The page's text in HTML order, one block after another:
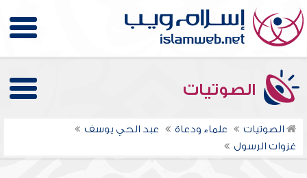
الصوتيات
الصوتيات علماء ودعاة
عبد الحي يوسف
غزوات الرسول